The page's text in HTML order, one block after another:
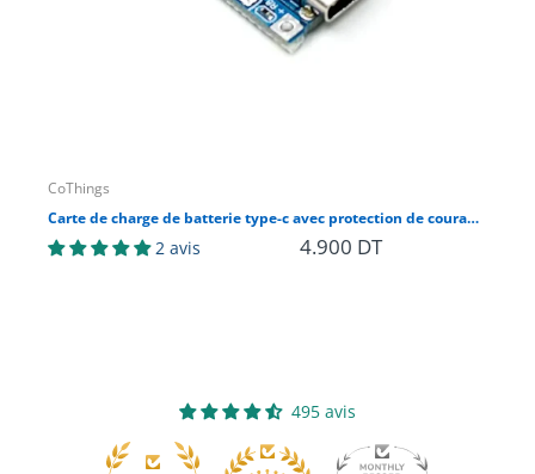
CoThings
Carte de charge de batterie type-c avec protection de courant TP4056 TC4056 1A
2 avis 4.900 DT
495 avis